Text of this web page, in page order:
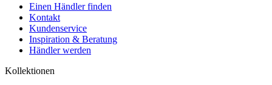
Einen Händler finden
Kontakt
Kundenservice
Inspiration & Beratung
Händler werden
Kollektionen